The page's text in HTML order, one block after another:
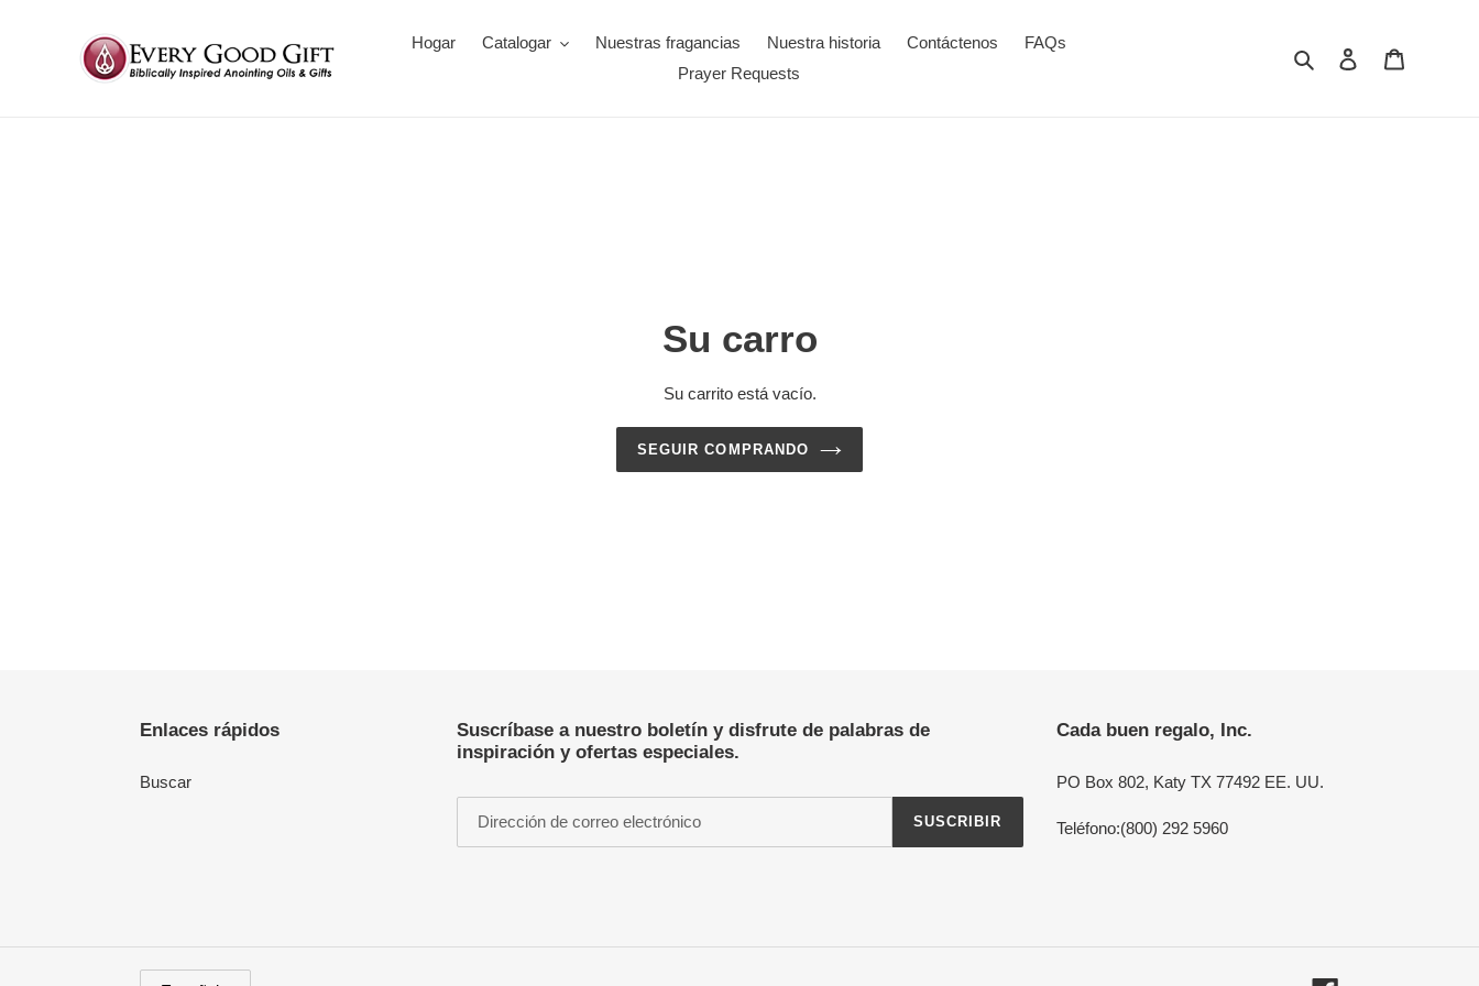
Hogar Catalogar Nuestras fragancias Nuestra historia Contáctenos
FAQs
Prayer Requests
Buscar Iniciar sesión
Su carro
Su carrito está vacío.
SEGUIR COMPRANDO
Enlaces rápidos
Buscar
Suscríbase a nuestro boletín y disfrute de palabras de
inspiración y ofertas especiales.
SUSCRIBIR
Cada buen regalo, Inc.
PO Box 802, Katy TX 77492 EE. UU.
Teléfono:(800) 292 5960